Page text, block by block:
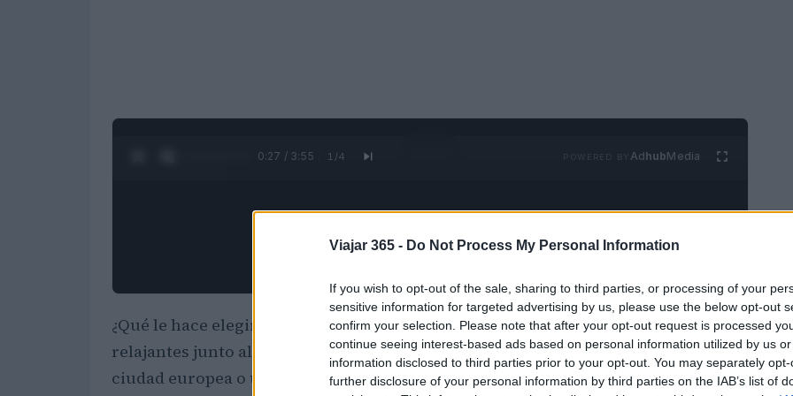
Viajar 365 - Do Not Process My Personal Information
If you wish to opt-out of the sale, sharing to third parties, or processing of your
sensitive information for targeted advertising by us, please use the below opt-out
confirm your selection. Please note that after your opt-out request is processed
continue seeing interest-based ads based on personal information utilized by us
information disclosed to third parties prior to your opt-out. You may separately
further disclosure of your personal information by third parties on the IAB’s list of
0:28 / 3:55 1 /4 AdhubMedia
¿Qué le hace elegir un destino de viaje en lugar de otro? ¿Prefiere unas vacaciones
relajantes junto al mar, una visita cultural a museos y platos típicos en una
ciudad europea o un viaje de aventura a un lugar exótico? Recomendamos visitar